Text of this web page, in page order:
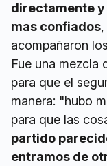
directamente y
mas confiados
acompañaron
Fue una mezcla
para que el
manera: "hubo
para que las
partido
entramos de